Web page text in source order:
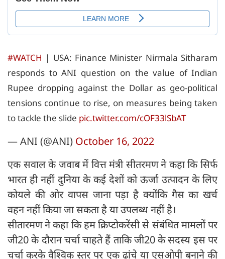
#WATCH | USA: Finance Minister Nirmala Sitharam
responds to ANI question on the value of Indian
Rupee dropping against the Dollar as geo-political
tensions continue to rise, on measures being taken
to tackle the slide pic.twitter.com/cOF33lSbAT
— ANI (@ANI) October 16, 2022
एक सवाल के जवाब में वित्त मंत्री सीतरमण ने कहा कि सिर्फ
भारत ही नहीं दुनिया के कई देशों को ऊर्जा उत्पादन के लिए
कोयले की ओर वापस जाना पड़ा है क्योंकि गैस का खर्च
वहन नहीं किया जा सकता है या उपलब्ध नहीं है।
सीतारमण ने कहा कि हम क्रिप्टोकरेंसी से संबंधित मामलों पर
जी20 के दौरान चर्चा चाहते हैं ताकि जी20 के सदस्य इस पर
चर्चा करके वैश्विक स्तर पर एक ढांचे या एसओपी बनाने की